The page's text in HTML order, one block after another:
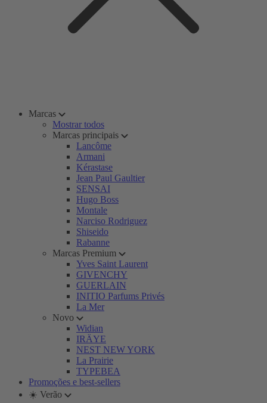
Marcas
Mostrar todos
Marcas principais
Lancôme
Armani
Kérastase
Jean Paul Gaultier
SENSAI
Hugo Boss
Montale
Narciso Rodriguez
Shiseido
Rabanne
Marcas Premium
Yves Saint Laurent
GIVENCHY
GUERLAIN
INITIO Parfums Privés
La Mer
Novo
Widian
IRÄYE
NEST NEW YORK
La Prairie
TYPEBEA
Promoções e best-sellers
☀️ Verão